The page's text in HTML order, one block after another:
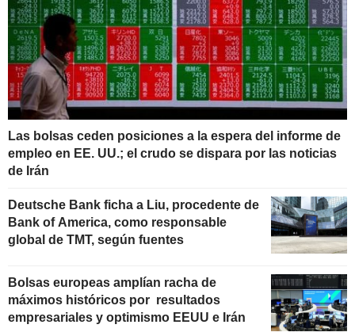
Las bolsas ceden posiciones a la espera del informe de
empleo en EE. UU.; el crudo se dispara por las noticias
de Irán
Deutsche Bank ficha a Liu, procedente de
Bank of America, como responsable
global de TMT, según fuentes
Bolsas europeas amplían racha de
máximos históricos por resultados
empresariales y optimismo EEUU e Irán